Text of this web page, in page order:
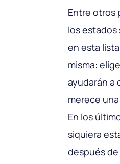
Entre otros
los estados
en esta
misma:
ayudarán a
merece
En los
siquiera
después